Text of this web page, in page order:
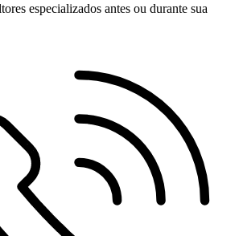
especializados antes ou durante sua